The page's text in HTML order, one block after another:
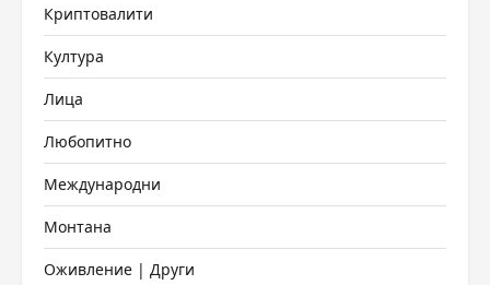
Криптовалити
Култура
Лица
Любопитно
Международни
Монтана
Оживление | Други